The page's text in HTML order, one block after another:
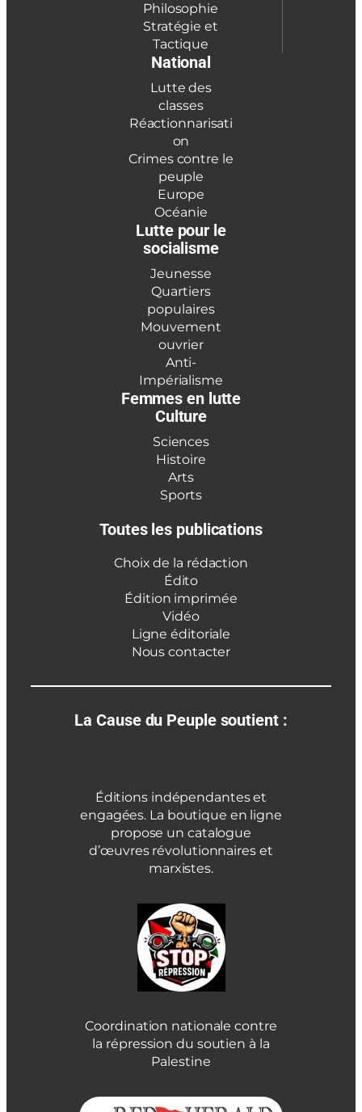
Philosophie
Stratégie et
Tactique
National
Lutte des
classes
Réactionnarisati
on
Crimes contre le
peuple
Europe
Océanie
Lutte pour le
socialisme
Jeunesse
Quartiers
populaires
Mouvement
ouvrier
Anti-
Impérialisme
Femmes en lutte
Culture
Sciences
Histoire
Arts
Sports
Toutes les publications
Choix de la rédaction
Édito
Édition imprimée
Vidéo
Ligne éditoriale
Nous contacter
La Cause du Peuple soutient :
Éditions indépendantes et
engagées. La boutique en ligne
propose un catalogue
d’œuvres révolutionnaires et
marxistes.
Coordination nationale contre
la répression du soutien à la
Palestine